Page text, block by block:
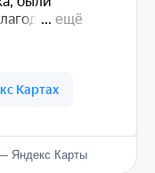
Яндекс Карты